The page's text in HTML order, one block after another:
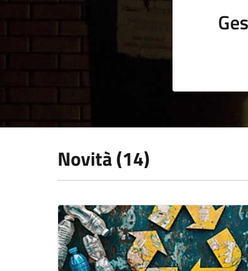
Novità (14)